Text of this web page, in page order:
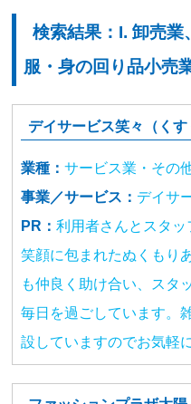
検索結果：I. 卸売
服・身の回り品小売
デイサービス笑々（くす
業種： サービス業・その
事業／サービス： デイサ
PR： 利用者さんとスタ
笑顔に包まれたぬくもり
も仲良く助け合い、スタ
毎日を過ごしています。
設していますのでお気軽